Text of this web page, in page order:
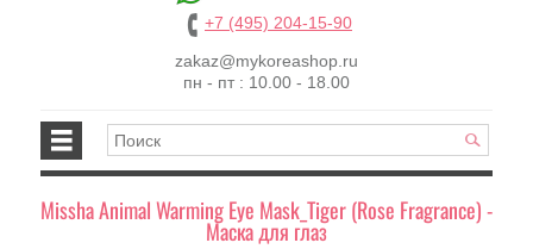
+7 (495) 204-15-90
zakaz@mykoreashop.ru
пн - пт : 10.00 - 18.00
Missha Animal Warming Eye Mask_Tiger (Rose Fragrance) -
Маска для глаз